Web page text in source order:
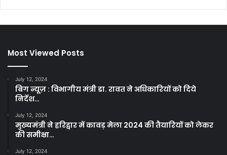
Most Viewed Posts
July 12, 2024
बिग न्यूज़ : विभागीय मंत्री डा. रावत ने अधिकारियों को दिये
निर्देश…
July 12, 2024
मुख्यमंत्री ने हरिद्वार में कावड़ मेला 2024 की तैयारियों को लेकर
की समीक्षा…
July 12, 2024